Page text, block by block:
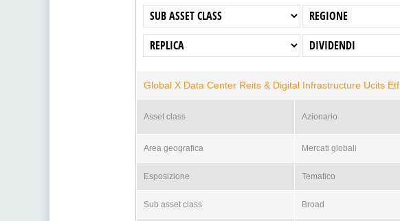
Global X Data Center Reits & Digital Infrastructure Ucits Etf
Asset class Azionario
Area geografica Mercati globali
Esposizione Tematico
Sub asset class Broad